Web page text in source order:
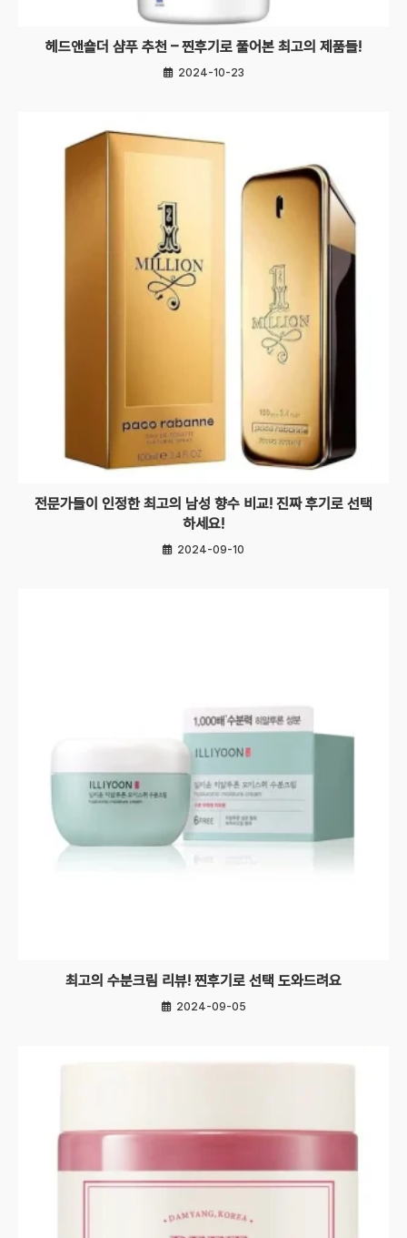
헤드앤숄더 샴푸 추천 – 찐후기로 풀어본 최고의 제품들!
2024-10-23
전문가들이 인정한 최고의 남성 향수 비교! 진짜 후기로 선택
하세요!
2024-09-10
최고의 수분크림 리뷰! 찐후기로 선택 도와드려요
2024-09-05